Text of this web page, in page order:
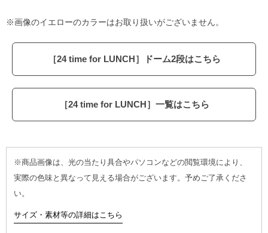
※画像のイエローのカラーはお取り扱いがございません。
［24 time for LUNCH］ドーム2段はこちら
［24 time for LUNCH］一覧はこちら
※商品画像は、光の当たり具合やパソコンなどの閲覧環境により、
実際の色味と異なって見える場合がございます。予めご了承くださ
い。
サイズ・素材等の詳細はこちら